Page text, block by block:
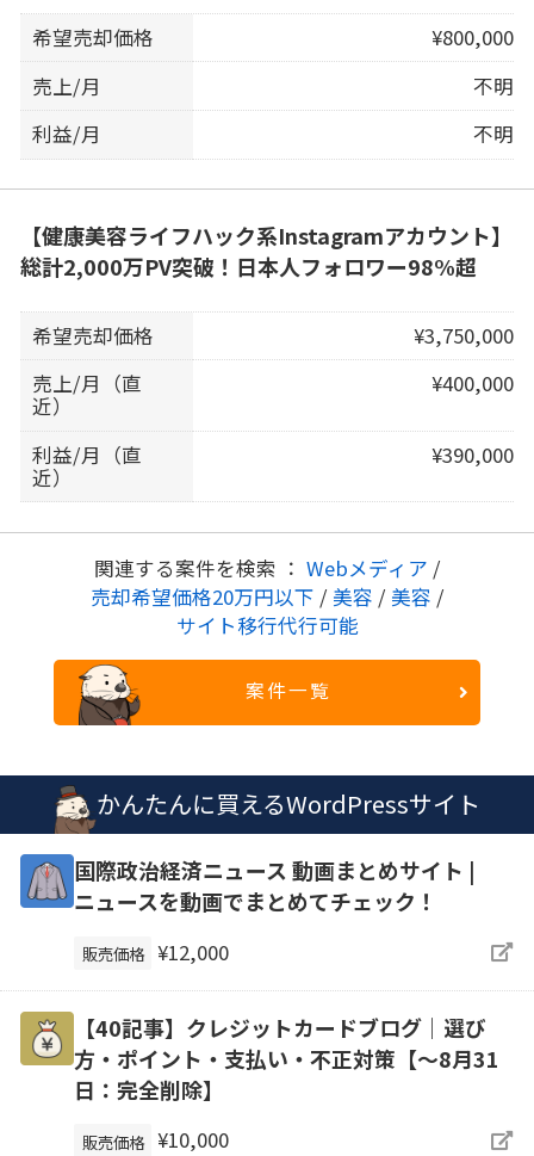
希望売却価格
¥800,000
売上/月
不明
利益/月
不明
【健康美容ライフハック系Instagramアカウント】
総計2,000万PV突破！日本人フォロワー98%超
希望売却価格
¥3,750,000
売上/月（直
近）
¥400,000
利益/月（直
近）
¥390,000
関連する案件を検索 ： Webメディア /
売却希望価格20万円以下 / 美容 / 美容 /
サイト移行代行可能
案件一覧
かんたんに買えるWordPressサイト
国際政治経済ニュース 動画まとめサイト |
ニュースを動画でまとめてチェック！
販売価格 ¥12,000
【40記事】クレジットカードブログ｜選び
方・ポイント・支払い・不正対策【～8月31
日：完全削除】
販売価格 ¥10,000